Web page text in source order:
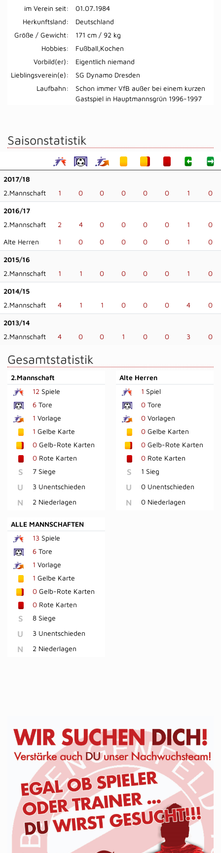
im Verein seit:
01.07.1984
Herkunftsland:
Deutschland
Größe / Gewicht:
171 cm / 92 kg
Hobbies:
Fußball,Kochen
Vorbild(er):
Eigentlich niemand
Lieblingsverein(e):
SG Dynamo Dresden
Laufbahn:
Schon immer VfB außer bei einem kurzen
Gastspiel in Hauptmannsgrün 1996-1997
Saisonstatistik
2017/18
2.Mannschaft
1 0 0 0 0 0 1 0
2016/17
2.Mannschaft
2 4 0 0 0 0 1 0
Alte Herren 1 0 0 0 0 0 1 0
2015/16
2.Mannschaft
1 1 0 0 0 0 1 0
2014/15
2.Mannschaft
4 1 1 0 0 0 4 0
2013/14
2.Mannschaft
4 0 0 1 0 0 3 0
Gesamtstatistik
2.Mannschaft
12 Spiele
6 Tore
1 Vorlage
1 Gelbe Karte
0 Gelb-Rote Karten
0 Rote Karten
S 7 Siege
U 3 Unentschieden
N 2 Niederlagen
Alte Herren
1 Spiel
0Tore
0Vorlagen
0Gelbe Karten
0Gelb-Rote Karten
0Rote Karten
S 1 Sieg
U 0 Unentschieden
N 0 Niederlagen
ALLE MANNSCHAFTEN
13 Spiele
6 Tore
1 Vorlage
1 Gelbe Karte
0 Gelb-Rote Karten
0 Rote Karten
S 8 Siege
U 3 Unentschieden
N 2 Niederlagen